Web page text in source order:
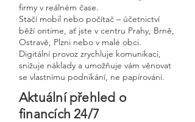
firmy v reálném čase.
Stačí mobil nebo počítač – účetnictví
běží ontime, ať jste v centru Prahy, Brně,
Ostravě, Plzni nebo v malé obci.
Digitální provoz zrychluje komunikaci,
snižuje náklady a umožňuje vám věnovat
se vlastnímu podnikání, ne papírování.
Aktuální přehled o
financích 24/7